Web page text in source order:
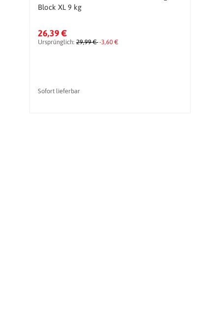
Block XL 9 kg
26,39 €
Ursprünglich: 29,99 €-3,60 €
Sofort lieferbar